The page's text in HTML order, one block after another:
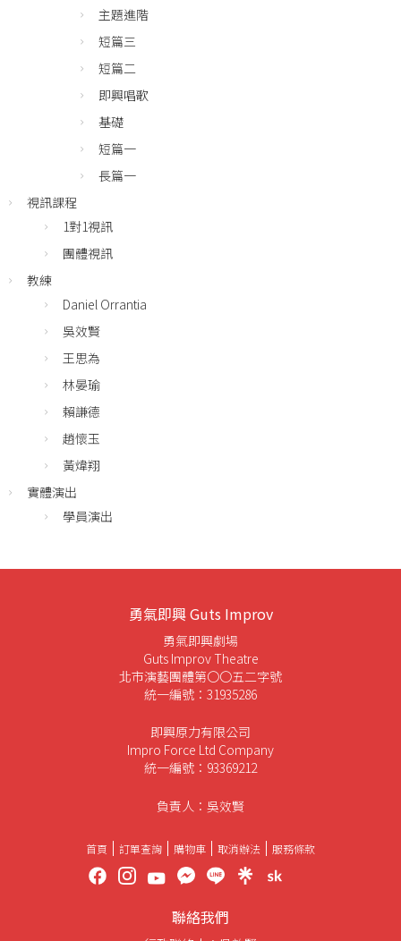
主題進階
短篇三
短篇二
即興唱歌
基礎
短篇一
長篇一
視訊課程
1對1視訊
團體視訊
教練
Daniel Orrantia
吳效賢
王思為
林晏瑜
賴謙德
趙懷玉
黃煒翔
實體演出
學員演出
勇氣即興 Guts Improv
勇氣即興劇場
Guts Improv Theatre
北市演藝團體第〇〇五二字號
統一編號：31935286
即興原力有限公司
Impro Force Ltd Company
統一編號：93369212
負責人：吳效賢
首頁 訂單查詢 購物車 取消辦法 服務條款
聯絡我們